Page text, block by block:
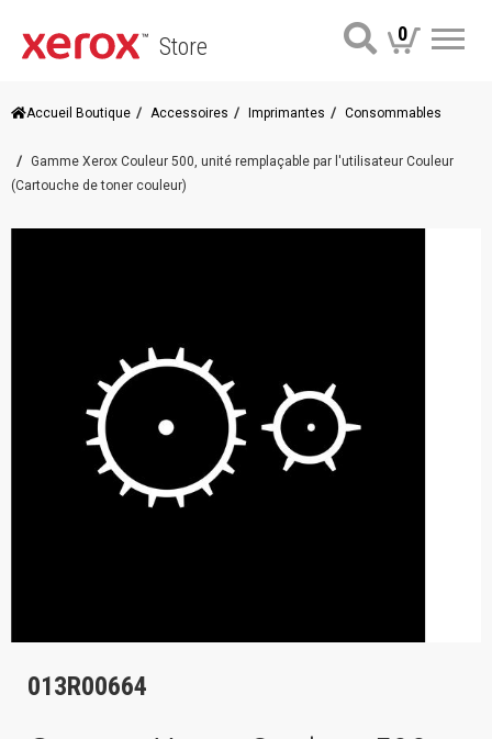
Store 0
Accueil Boutique Accessoires Imprimantes Consommables
Gamme Xerox Couleur 500, unité remplaçable par l'utilisateur Couleur
(Cartouche de toner couleur)
013R00664